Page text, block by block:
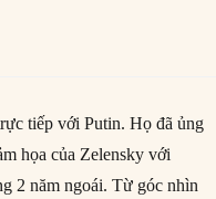
tiếp với Putin. Họ đã ủng
họa của Zelensky với
2 năm ngoái. Từ góc nhìn